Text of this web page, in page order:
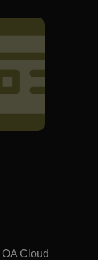
OA Cloud